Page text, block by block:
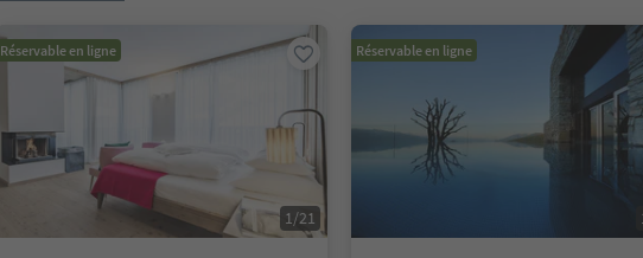
Réservable en ligne
1/21
Réservable en ligne